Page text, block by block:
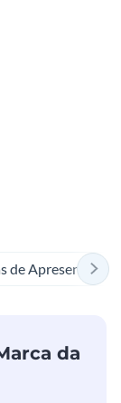
de Apresentação
da